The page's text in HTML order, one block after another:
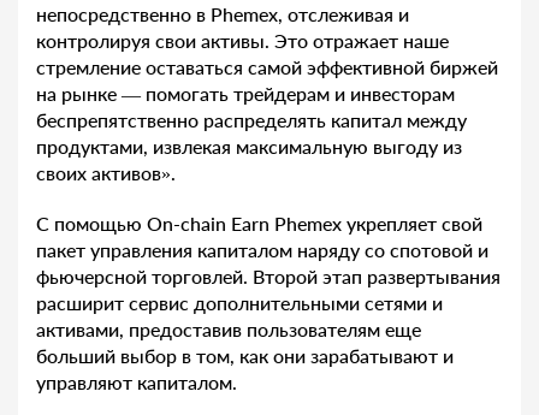
непосредственно в Phemex, отслеживая и
контролируя свои активы. Это отражает наше
стремление оставаться самой эффективной биржей
на рынке — помогать трейдерам и инвесторам
беспрепятственно распределять капитал между
продуктами, извлекая максимальную выгоду из
своих активов».
С помощью On-chain Earn Phemex укрепляет свой
пакет управления капиталом наряду со спотовой и
фьючерсной торговлей. Второй этап развертывания
расширит сервис дополнительными сетями и
активами, предоставив пользователям еще
больший выбор в том, как они зарабатывают и
управляют капиталом.